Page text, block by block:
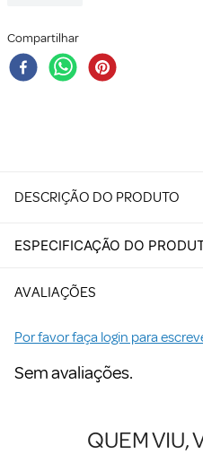
Compartilhar
DESCRIÇÃO DO PRODUTO
ESPECIFICAÇÃO DO
AVALIAÇÕES
Por favor faça login para
Sem avaliações.
QUEM VIU,